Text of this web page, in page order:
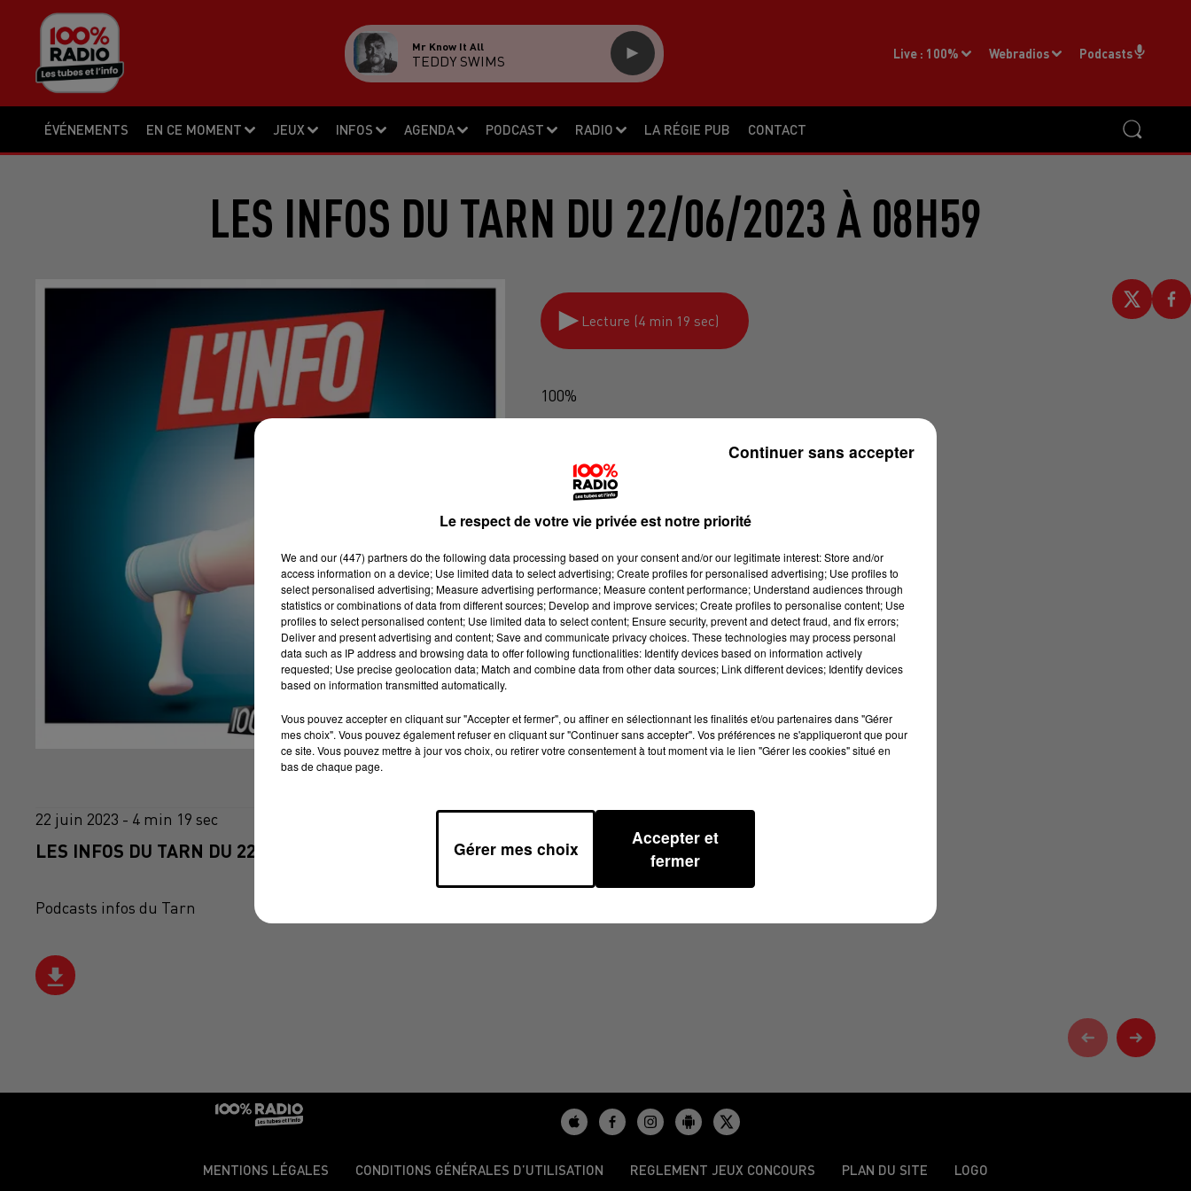
ÉVÉNEMENTS EN CE MOMENT JEUX INFOS AGENDA PODCAST RADIO LA RÉGIE PUB CONTACT
Live : 100% Webradios Podcasts
Mr Know It All
TEDDY SWIMS
LES INFOS DU TARN DU 22/06/2023 À 08H59
Lecture (4 min 19 sec)
100%
22 juin 2023 - 4 min 19 sec
LES INFOS DU TARN DU 22/06/2023 À 08H59
Podcasts infos du Tarn
MENTIONS LÉGALES CONDITIONS GÉNÉRALES D’UTILISATION REGLEMENT JEUX CONCOURS PLAN DU SITE LOGO
Le respect de votre vie privée est notre priorité
We and our (447) partnersdo the following data processing based on your consent and/or our legitimate interest: Store and/or
access information on a device; Use limited data to select advertising; Create profiles for personalised advertising; Use profiles to
select personalised advertising; Measure advertising performance; Measure content performance; Understand audiences through
statistics or combinations of data from different sources; Develop and improve services; Create profiles to personalise content; Use
profiles to select personalised content; Use limited data to select content; Ensure security, prevent and detect fraud, and fix errors;
Deliver and present advertising and content; Save and communicate privacy choices. These technologies may process personal
data such as IP address and browsing data to offer following functionalities: Identify devices based on information actively
requested; Use precise geolocation data; Match and combine data from other data sources; Link different devices; Identify devices
based on information transmitted automatically.
Vous pouvez accepter en cliquant sur "Accepter et fermer", ou affiner en sélectionnant les finalités et/ou partenaires dans "Gérer
mes choix". Vous pouvez également refuser en cliquant sur "Continuer sans accepter". Vos préférences ne s'appliqueront que pour
ce site. Vous pouvez mettre à jour vos choix, ou retirer votre consentement à tout moment via le lien "Gérer les cookies" situé en
bas de chaque page.
Gérer mes choix
Accepter et
fermer
Continuer sans accepter